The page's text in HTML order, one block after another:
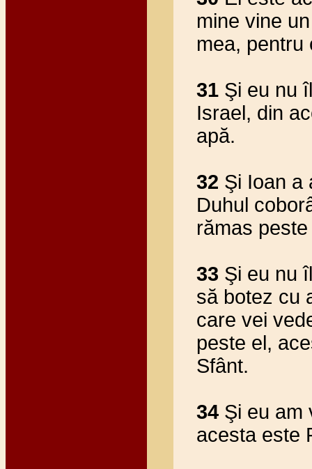
mine vine
mea, pentru
31 Şi eu nu
Israel, din
apă.
32 Şi Ioan a
Duhul
rămas
33 Şi eu nu
să botez cu
care vei
peste el,
Sfânt.
34 Şi eu am
acesta este